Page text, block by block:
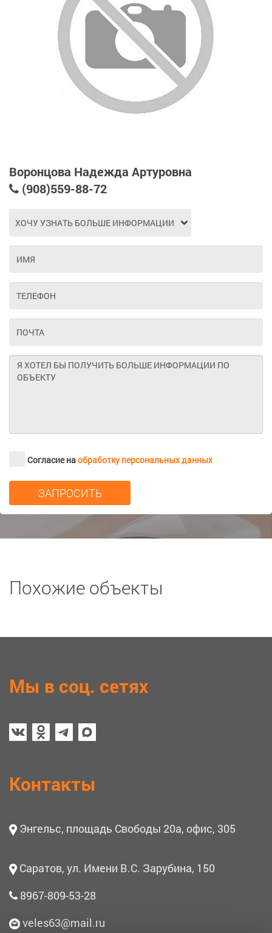
Воронцова Надежда Артуровна
(908)559-88-72
Согласие наобработку персональных данных
Похожие объекты
Мы в соц. сетях
Контакты
Энгельс, площадь Свободы 20а, офис, 305
Саратов, ул. Имени В.С. Зарубина, 150
8967-809-53-28
veles63@mail.ru